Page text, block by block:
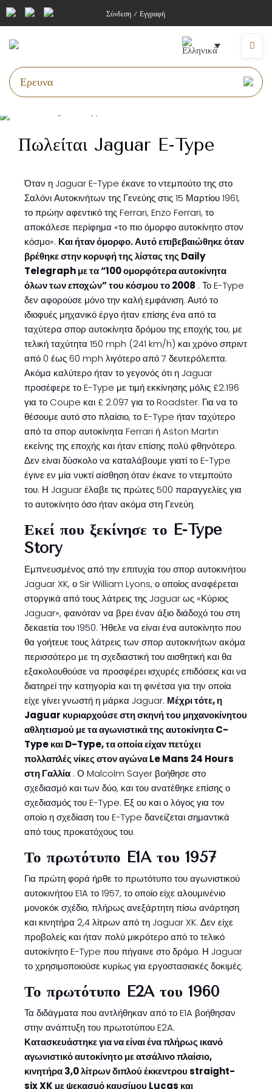
Σύνδεση / Εγγραφή
Πωλείται Jaguar E-Type
Όταν η Jaguar E-Type έκανε το ντεμπούτο της στο
Σαλόνι Αυτοκινήτων της Γενεύης στις 15 Μαρτίου 1961,
το πρώην αφεντικό της Ferrari, Enzo Ferrari, το
αποκάλεσε περίφημα «το πιο όμορφο αυτοκίνητο στον
κόσμο». Και ήταν όμορφο. Αυτό επιβεβαιώθηκε όταν
βρέθηκε στην κορυφή της λίστας της Daily
Telegraph με τα “100 ομορφότερα αυτοκίνητα
όλων των εποχών” του κόσμου το 2008 . Το E-Type
δεν αφορούσε μόνο την καλή εμφάνιση. Αυτό το
ιδιοφυές μηχανικό έργο ήταν επίσης ένα από τα
ταχύτερα σπορ αυτοκίνητα δρόμου της εποχής του, με
τελική ταχύτητα 150 mph (241 km/h) και χρόνο σπριντ
από 0 έως 60 mph λιγότερο από 7 δευτερόλεπτα.
Ακόμα καλύτερο ήταν το γεγονός ότι η Jaguar
προσέφερε το E-Type με τιμή εκκίνησης μόλις £2.196
για το Coupe και £ 2.097 για το Roadster. Για να το
θέσουμε αυτό στο πλαίσιο, το E-Type ήταν ταχύτερο
από τα σπορ αυτοκίνητα Ferrari ή Aston Martin
εκείνης της εποχής και ήταν επίσης πολύ φθηνότερο.
Δεν είναι δύσκολο να καταλάβουμε γιατί το E-Type
έγινε εν μία νυκτί αίσθηση όταν έκανε το ντεμπούτο
του. Η Jaguar έλαβε τις πρώτες 500 παραγγελίες για
το αυτοκίνητο όσο ήταν ακόμα στη Γενεύη.
Εκεί που ξεκίνησε το E-Type
Story
Εμπνευσμένος από την επιτυχία του σπορ αυτοκινήτου
Jaguar XK, ο Sir William Lyons, ο οποίος αναφέρεται
στοργικά από τους λάτρεις της Jaguar ως «Κύριος
Jaguar», φαινόταν να βρει έναν άξιο διάδοχό του στη
δεκαετία του 1950. Ήθελε να είναι ένα αυτοκίνητο που
θα γοήτευε τους λάτρεις των σπορ αυτοκινήτων ακόμα
περισσότερο με τη σχεδιαστική του αισθητική και θα
εξακολουθούσε να προσφέρει ισχυρές επιδόσεις και να
διατηρεί την κατηγορία και τη φινέτσα για την οποία
είχε γίνει γνωστή η μάρκα Jaguar. Μέχρι τότε, η
Jaguar κυριαρχούσε στη σκηνή του μηχανοκίνητου
αθλητισμού με τα αγωνιστικά της αυτοκίνητα C-
Type και D-Type, τα οποία είχαν πετύχει
πολλαπλές νίκες στον αγώνα Le Mans 24 Hours
στη Γαλλία . Ο Malcolm Sayer βοήθησε στο
σχεδιασμό και των δύο, και του ανατέθηκε επίσης ο
σχεδιασμός του E-Type. Εξ ου και ο λόγος για τον
οποίο η σχεδίαση του E-Type δανείζεται σημαντικά
από τους προκατόχους του.
Το πρωτότυπο E1A του 1957
Για πρώτη φορά ήρθε το πρωτότυπο του αγωνιστικού
αυτοκινήτου E1A το 1957, το οποίο είχε αλουμινένιο
μονοκόκ σχέδιο, πλήρως ανεξάρτητη πίσω ανάρτηση
και κινητήρα 2,4 λίτρων από τη Jaguar XK. Δεν είχε
προβολείς και ήταν πολύ μικρότερο από το τελικό
αυτοκίνητο E-Type που πήγαινε στο δρόμο. Η Jaguar
το χρησιμοποιούσε κυρίως για εργοστασιακές δοκιμές.
Το πρωτότυπο E2A του 1960
Τα διδάγματα που αντλήθηκαν από το E1A βοήθησαν
στην ανάπτυξη του πρωτοτύπου E2A.
Κατασκευάστηκε για να είναι ένα πλήρως ικανό
αγωνιστικό αυτοκίνητο με ατσάλινο πλαίσιο,
κινητήρα 3,0 λίτρων διπλού έκκεντρου straight-
six XK με ψεκασμό καυσίμου Lucas και